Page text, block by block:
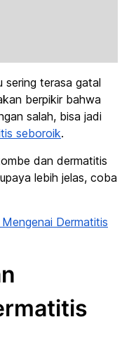
sering terasa gatal
berpikir bahwa
salah, bisa jadi
seboroik.
dan dermatitis
lebih jelas, coba
Dermatitis